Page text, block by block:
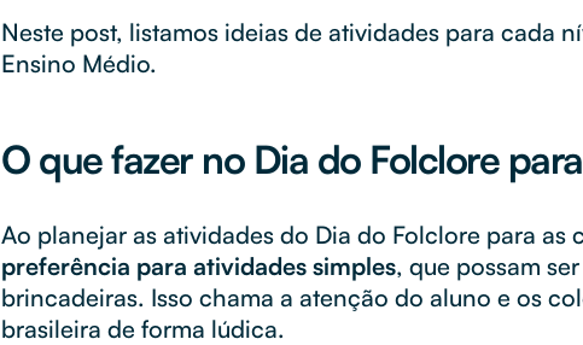
Neste post, listamos ideias de atividades para cada
Ensino Médio.
O que fazer no Dia do Folclore
Ao planejar as atividades do Dia do Folclore para as
preferência para atividades simples, que possam
brincadeiras. Isso chama a atenção do aluno e os
brasileira de forma lúdica.